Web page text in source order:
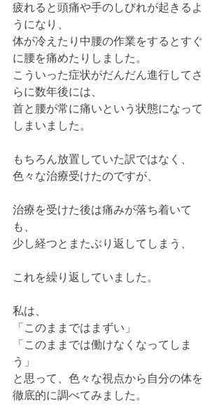
疲れると頭痛や手のしびれが起きるよ
うになり、
体が冷えたり中腰の作業をするとすぐ
に腰を痛めたりしました。
こういった症状がだんだん進行してさ
らに数年後には、
首と腰が常に痛いという状態になって
しまいました。
もちろん放置していた訳ではなく、
色々な治療受けたのですが、
治療を受けた後は痛みが落ち着いて
も、
少し経つとまたぶり返してしまう、
これを繰り返していました。
私は、
「このままではまずい」
「このままでは働けなくなってしま
う」
と思って、色々な視点から自分の体を
徹底的に調べてみました。